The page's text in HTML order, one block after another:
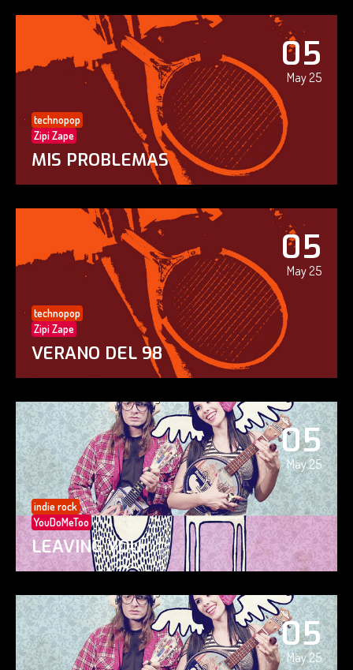
05
May 25
technopop
Zipi Zape
MIS PROBLEMAS
05
May 25
technopop
Zipi Zape
VERANO DEL 98
05
May 25
indie rock
YouDoMeToo
LEAVING YOU
05
May 25